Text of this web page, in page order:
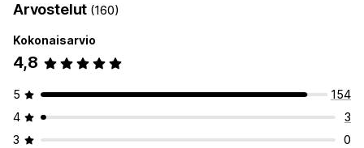
Arvostelut (160)
Kokonaisarvio
4,8
5
154
4
3
3
0